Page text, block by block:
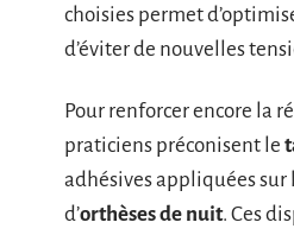
choisies permet
d’éviter de nouvelles
Pour renforcer encore la
praticiens préconisent le
adhésives appliquées
d’orthèses de nuit. Ces